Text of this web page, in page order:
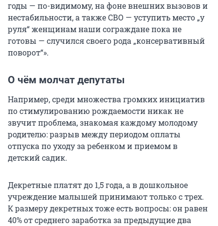
годы — по-видимому, на фоне внешних вызовов и
нестабильности, а также СВО — уступить место „у
руля“ женщинам наши сограждане пока не
готовы — случился своего рода „консервативный
поворот“».
О чём молчат депутаты
Например, среди множества громких инициатив
по стимулированию рождаемости никак не
звучит проблема, знакомая каждому молодому
родителю: разрыв между периодом оплаты
отпуска по уходу за ребенком и приемом в
детский садик.
Декретные платят до 1,5 года, а в дошкольное
учреждение малышей принимают только с трех.
К размеру декретных тоже есть вопросы: он равен
40% от среднего заработка за предыдущие два